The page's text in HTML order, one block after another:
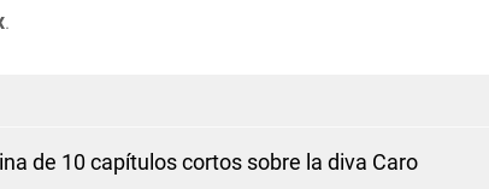
.
de 10 capítulos cortos sobre la diva Caro